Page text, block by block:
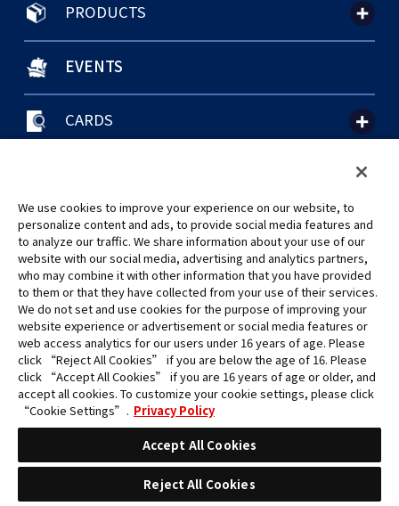
PRODUCTS
EVENTS
CARDS
©Eiichiro Oda/Shueisha
©Eiichiro Oda/Shueisha, Toei Animation
未經許可，禁止使用、複製或複印此網站上的任何圖片、文本或數據。
產品正在開發中，此網站上的圖片可能與實際產品不同。
*Apple、蘋果的logo為Apple Inc.於美國和其他國家地區所註冊之商標。
App Store為Apple Inc.之服務商標。
*Google play和Google play的logo為Google LLC之註冊商標。
We use cookies to improve your experience on our website, to
personalize content and ads, to provide social media features and
to analyze our traffic. We share information about your use of our
website with our social media, advertising and analytics partners,
who may combine it with other information that you have provided
to them or that they have collected from your use of their services.
We do not set and use cookies for the purpose of improving your
website experience or advertisement or social media features or
web access analytics for our users under 16 years of age. Please
click “Reject All Cookies” if you are below the age of 16. Please
click “Accept All Cookies” if you are 16 years of age or older, and
accept all cookies. To customize your cookie settings, please click
“Cookie Settings”. Privacy Policy
Accept All Cookies
Reject All Cookies